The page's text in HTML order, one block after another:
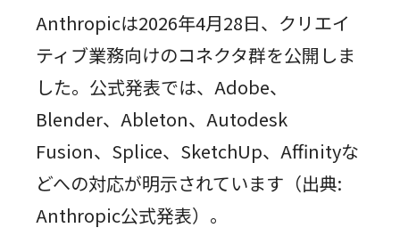
Anthropicは2026年4月28日、クリエイ
ティブ業務向けのコネクタ群を公開しま
した。公式発表では、Adobe、
Blender、Ableton、Autodesk
Fusion、Splice、SketchUp、Affinityな
どへの対応が明示されています（出典:
Anthropic公式発表）。